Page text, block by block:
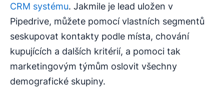
CRM systému. Jakmile je lead uložen v
Pipedrive, můžete pomocí vlastních segmentů
seskupovat kontakty podle místa, chování
kupujících a dalších kritérií, a pomoci tak
marketingovým týmům oslovit všechny
demografické skupiny.